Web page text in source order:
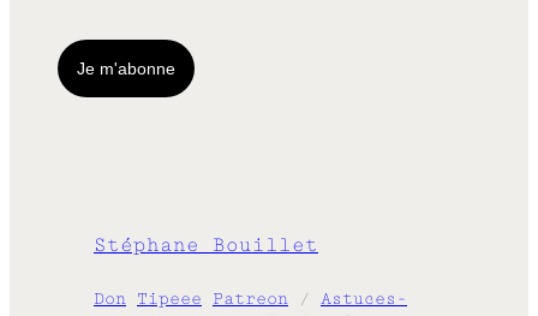
Stéphane Bouillet
Don Tipeee Patreon / Astuces-